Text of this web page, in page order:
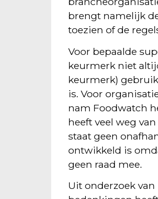
brengt namelijk
toezien of de
Voor bepaalde
keurmerk niet
keurmerk)
is. Voor
nam Foodwatch
heeft veel weg
staat geen
ontwikkeld is
geen raad mee.
Uit onderzoek